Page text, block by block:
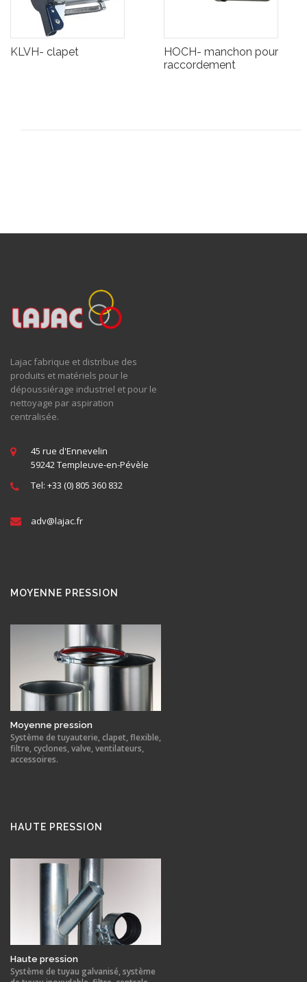
KLVH- clapet
HOCH- manchon pour
raccordement
Lajac fabrique et distribue des
produits et matériels pour le
dépoussiérage industriel et pour le
nettoyage par aspiration
centralisée.
45 rue d'Ennevelin
59242 Templeuve-en-Pévèle
Tel: +33 (0) 805 360 832
adv@lajac.fr
MOYENNE PRESSION
Moyenne pression
Système de tuyauterie, clapet, flexible,
filtre, cyclones, valve, ventilateurs,
accessoires.
HAUTE PRESSION
Haute pression
Système de tuyau galvanisé, système